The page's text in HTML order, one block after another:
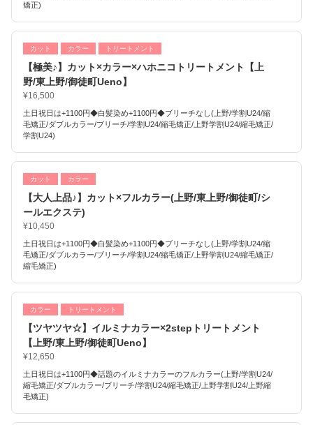
矯正)
カット カラー トリートメント
【極美♪】カット×カラー×ハホニコトリートメント【上
野/東上野/御徒町Ueno】
¥16,500
土日祝日は+1100円◆白髪染め+1100円◆ブリーチなし(上野/学割U24/縮
毛矯正/ダブルカラー/ブリーチ/学割U24/縮毛矯正/上野学割U24/縮毛矯正/
学割U24)
カット カラー
【大人上品♪】カット×フルカラー(上野/東上野/御徒町/シ
ールエクステ)
¥10,450
土日祝日は+1100円◆白髪染め+1100円◆ブリーチなし(上野/学割U24/縮
毛矯正/ダブルカラー/ブリーチ/学割U24/縮毛矯正/上野学割U24/縮毛矯正/
縮毛矯正)
カラー トリートメント
【ツヤツヤ☆】イルミナカラー×2stepトリートメント
【上野/東上野/御徒町Ueno】
¥12,650
土日祝日は+1100円◆話題のイルミナカラーのフルカラー(上野/学割U24/
縮毛矯正/ダブルカラー/ブリーチ/学割U24/縮毛矯正/上野学割U24/上野縮
毛矯正)